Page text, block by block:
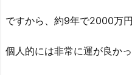
ですから、約9年で2000万
個人的には非常に運が良か